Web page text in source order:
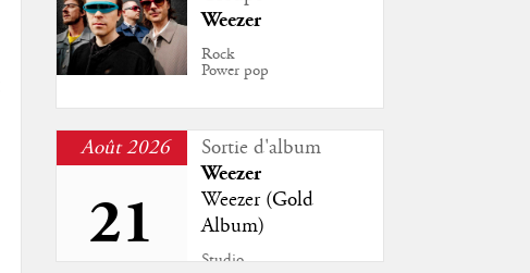
Weezer
Rock
Power pop
Août 2026
21
Sortie d'album
Weezer
Weezer (Gold
Album)
Studio